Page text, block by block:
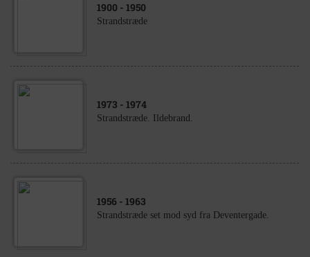
1900 - 1950
Strandstræde
1973 - 1974
Strandstræde. Ildebrand.
1956 - 1963
Strandstræde set mod syd fra Deventergade.